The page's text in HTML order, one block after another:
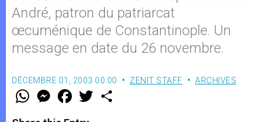
André, patron du patriarcat
œcuménique de Constantinople. Un
message en date du 26 novembre.
DÉCEMBRE 01, 2003 00:00 ZENIT STAFF ARCHIVES
W
t
M
e
s
F
a
e
w